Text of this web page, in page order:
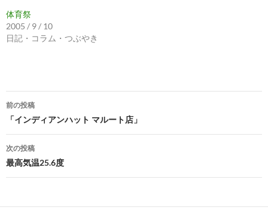
体育祭
2005 / 9 / 10
日記・コラム・つぶやき
投
稿
ナ
ビ
ゲ
ー
前の投稿
「インディアンハット マルート店」
次の投稿
最高気温25.6度